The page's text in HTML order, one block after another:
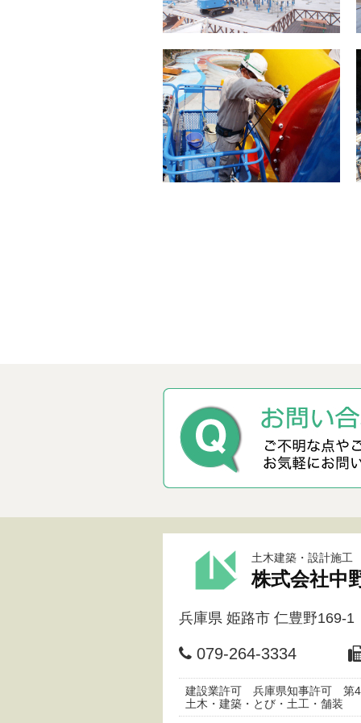
土木建築・設計施工
株式会社中
兵庫県 姫路市 仁豊野169-1
079-264-3334
建設業許可 兵庫県知事許可 第
土木・建築・とび・土工・舗装